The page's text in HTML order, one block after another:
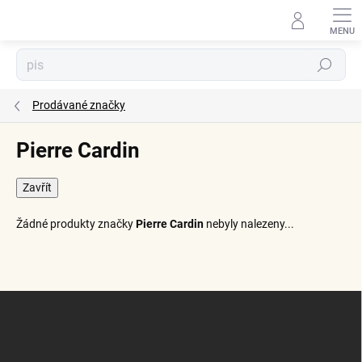
Hledat
Prodávané značky
Pierre Cardin
Zavřít
Žádné produkty značkyPierre Cardin nebyly nalezeny...